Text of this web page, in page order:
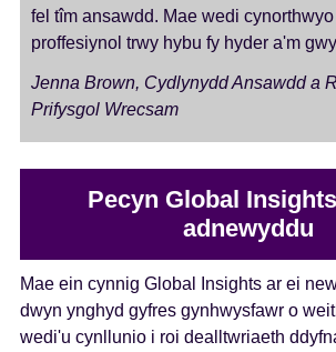
fel tîm ansawdd. Mae wedi
proffesiynol trwy hybu fy hyder a'm
Jenna Brown, Cydlynydd Ansawdd a
Prifysgol Wrecsam
Pecyn Global
adnewyddu
Mae ein cynnig Global Insights ar ei
dwyn ynghyd gyfres gynhwysfawr o
wedi'u cynllunio i roi dealltwriaeth